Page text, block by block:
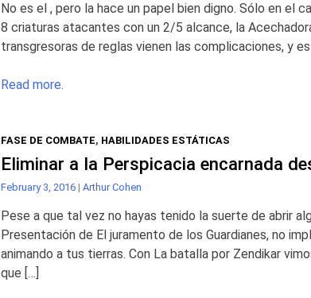
No es el , pero la hace un papel bien digno. Sólo en el
8 criaturas atacantes con un 2/5 alcance, la
transgresoras de reglas vienen las complicaciones, y
Read more.
FASE DE COMBATE, HABILIDADES ESTÁTICAS
Eliminar a la Perspicacia encarnada
February 3, 2016 | Arthur Cohen
Pese a que tal vez no hayas tenido la suerte de abrir
Presentación de El juramento de los Guardianes, no
animando a tus tierras. Con La batalla por Zendikar
que […]